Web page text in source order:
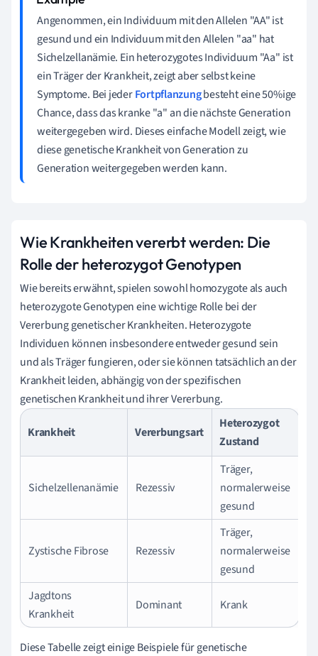
Angenommen, ein Individuum mit den Allelen "AA" ist
gesund und ein Individuum mit den Allelen "aa" hat
Sichelzellanämie. Ein heterozygotes Individuum "Aa" ist
ein Träger der Krankheit, zeigt aber selbst keine
Symptome. Bei jederFortpflanzungbesteht eine 50%ige
Chance, dass das kranke "a" an die nächste Generation
weitergegeben wird. Dieses einfache Modell zeigt, wie
diese genetische Krankheit von Generation zu
Generation weitergegeben werden kann.
Wie Krankheiten vererbt werden: Die
Rolle der heterozygot Genotypen
Wie bereits erwähnt, spielen sowohl homozygote als auch
heterozygote Genotypen eine wichtige Rolle bei der
Vererbung genetischer Krankheiten. Heterozygote
Individuen können insbesondere entweder gesund sein
und als Träger fungieren, oder sie können tatsächlich an der
Krankheit leiden, abhängig von der spezifischen
genetischen Krankheit und ihrer Vererbung.
Krankheit Vererbungsart
Heterozygot
Zustand
Sichelzellenanämie Rezessiv
Träger,
normalerweise
gesund
Zystische Fibrose Rezessiv
Träger,
normalerweise
gesund
Jagdtons
Krankheit
Dominant Krank
Diese Tabelle zeigt einige Beispiele für genetische